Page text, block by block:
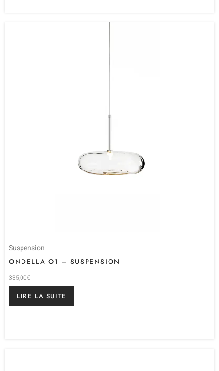
Suspension
ONDELLA O1 – SUSPENSION
335,00€
LIRE LA SUITE